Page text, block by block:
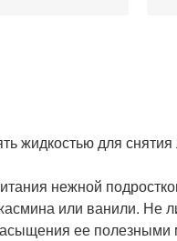
жидкостью для
нежной
или ванили. Не
ее